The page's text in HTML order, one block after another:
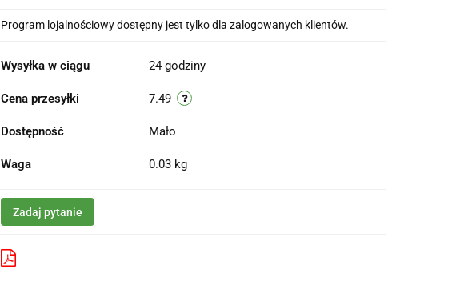
Program lojalnościowy dostępny jest tylko dla zalogowanych klientów.
Wysyłka w ciągu 24 godziny
Cena przesyłki 7.49
Dostępność Mało
Waga 0.03 kg
Zadaj pytanie